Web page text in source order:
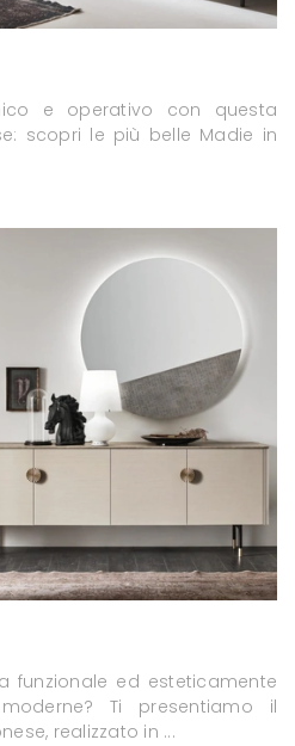
e operativo con questa
scopri le più belle Madie in
funzionale ed esteticamente
Ti presentiamo il
realizzato in ...